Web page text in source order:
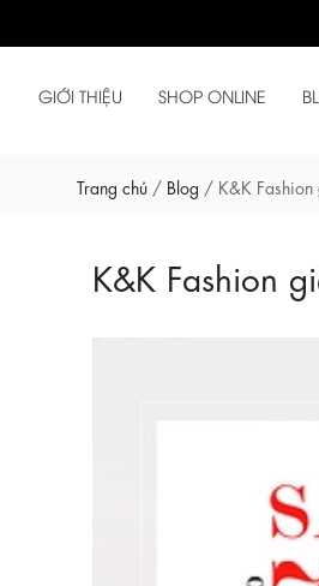
GIỚI THIỆU SHOP ONLINE
Trang chủ / Blog / K&K
K&K Fashion